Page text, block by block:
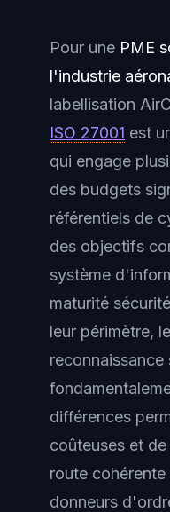
Pour une PME
l'industrie
labellisation
ISO 27001 est
qui engage
des budgets
référentiels de
des objectifs
système
maturité
leur périmètre,
différences
coûteuses et
route
donneurs